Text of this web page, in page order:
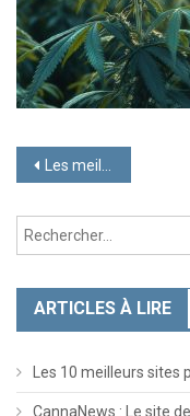
Navigation
de
l’article
Les meilleures variétés de fleurs de CBD pour un vaporisateur
ARTICLES À LIRE
Les 10 meilleurs sites
CannaNews : Le site